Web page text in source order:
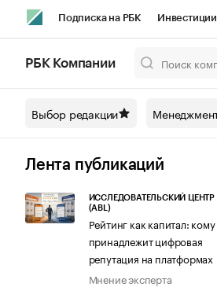
Подписка на РБК Инвестиции
Спецпроекты СПб
Технологии и медиа
РБК Компании
Выбор редакции
Лента публикаций
ИССЛЕДОВАТЕЛЬСКИЙ ЦЕНТР
(ABL)
Рейтинг как капитал: кому
принадлежит цифровая
репутация на платформах
Мнение эксперта